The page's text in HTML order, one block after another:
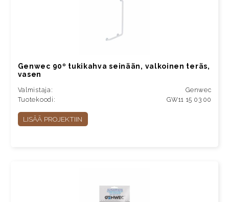
Genwec 90º tukikahva seinään, valkoinen teräs,
vasen
Valmistaja:
Genwec
Tuotekoodi:
GW11 15 03 00
LISÄÄ PROJEKTIIN